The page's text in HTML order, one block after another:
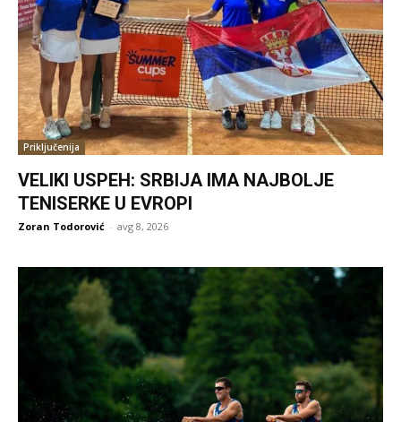
Priključenija
VELIKI USPEH: SRBIJA IMA NAJBOLJE
TENISERKE U EVROPI
Zoran Todorović - avg 8, 2026